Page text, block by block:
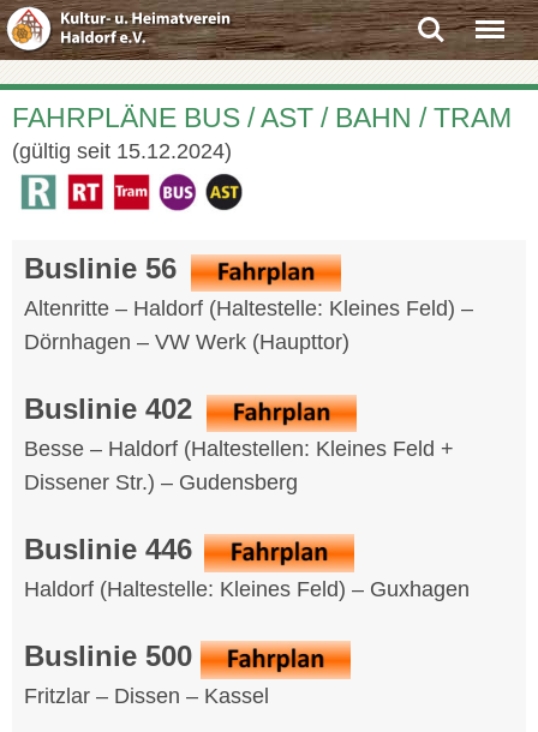
SearchMenu
FAHRPLÄNE BUS / AST / BAHN / TRAM
(gültig seit 15.12.2024)
Buslinie 56
Altenritte – Haldorf (Haltestelle: Kleines Feld) –
Dörnhagen – VW Werk (Haupttor)
Buslinie 402
Besse – Haldorf (Haltestellen: Kleines Feld +
Dissener Str.) – Gudensberg
Buslinie 446
Haldorf (Haltestelle: Kleines Feld) – Guxhagen
Buslinie 500
Fritzlar – Dissen – Kassel